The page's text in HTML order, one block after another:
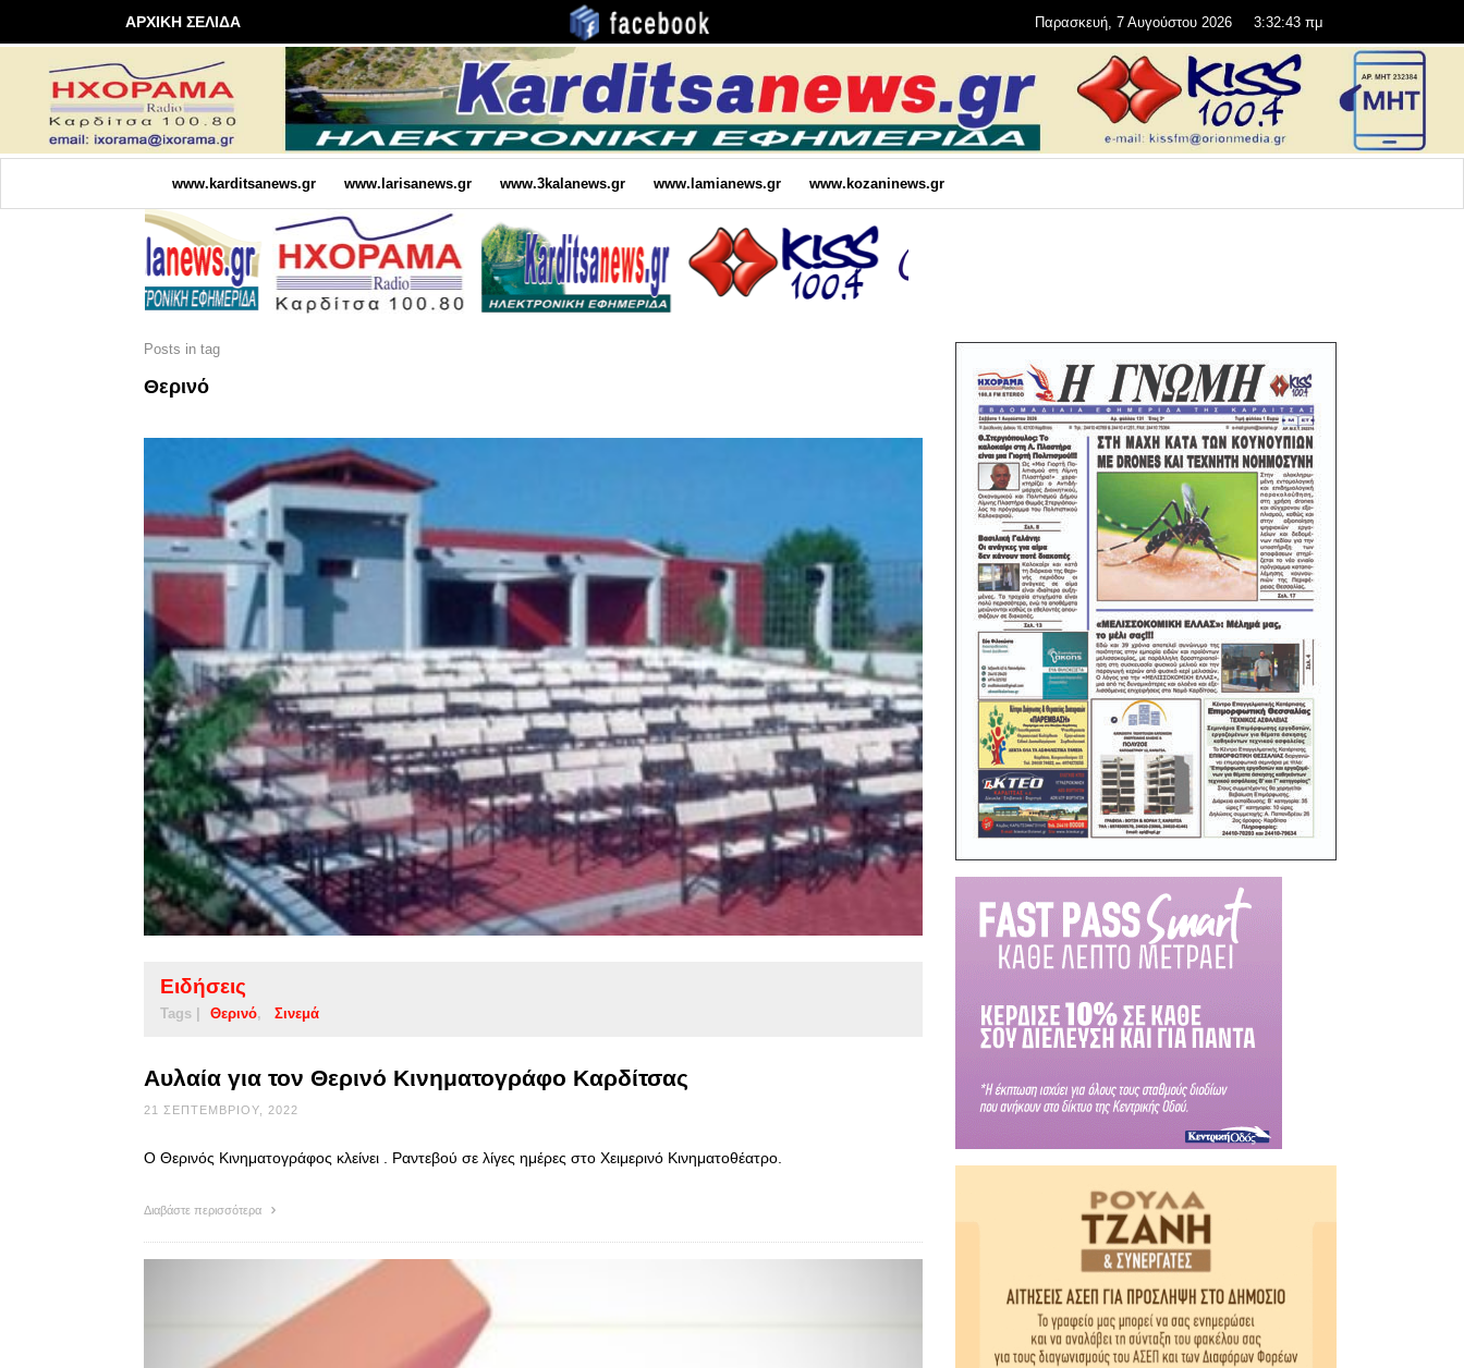
ΑΡΧΙΚΗ ΣΕΛΙΔΑ Παρασκευή, 7 Αυγούστου 2026 3:32:45 πμ
www.karditsanews.gr www.larisanews.gr www.3kalanews.gr www.lamianews.gr www.kozaninews.gr
Posts in tag
Θερινό
Ειδήσεις
Tags | Θερινό Σινεμά
Αυλαία για τον Θερινό Κινηματογράφο Καρδίτσας
21 ΣΕΠΤΕΜΒΡΊΟΥ, 2022
Ο Θερινός Κινηματογράφος κλείνει . Ραντεβού σε λίγες ημέρες στο Χειμερινό Κινηματοθέατρο.
Διαβάστε περισσότερα